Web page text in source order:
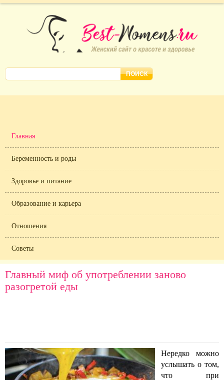
Главная
Беременность и роды
Здоровье и питание
Образование и карьера
Отношения
Советы
Главный миф об употреблении заново
разогретой еды
Нередко можно
услышать о том,
что при